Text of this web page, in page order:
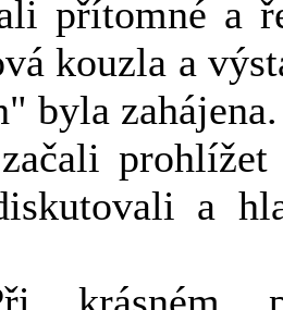
přítomné a
kouzla a
byla zahájena.
prohlížet
a
krásném